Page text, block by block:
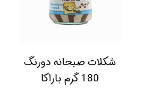
شکلات صبحانه دورنگ
180 گرم باراکا